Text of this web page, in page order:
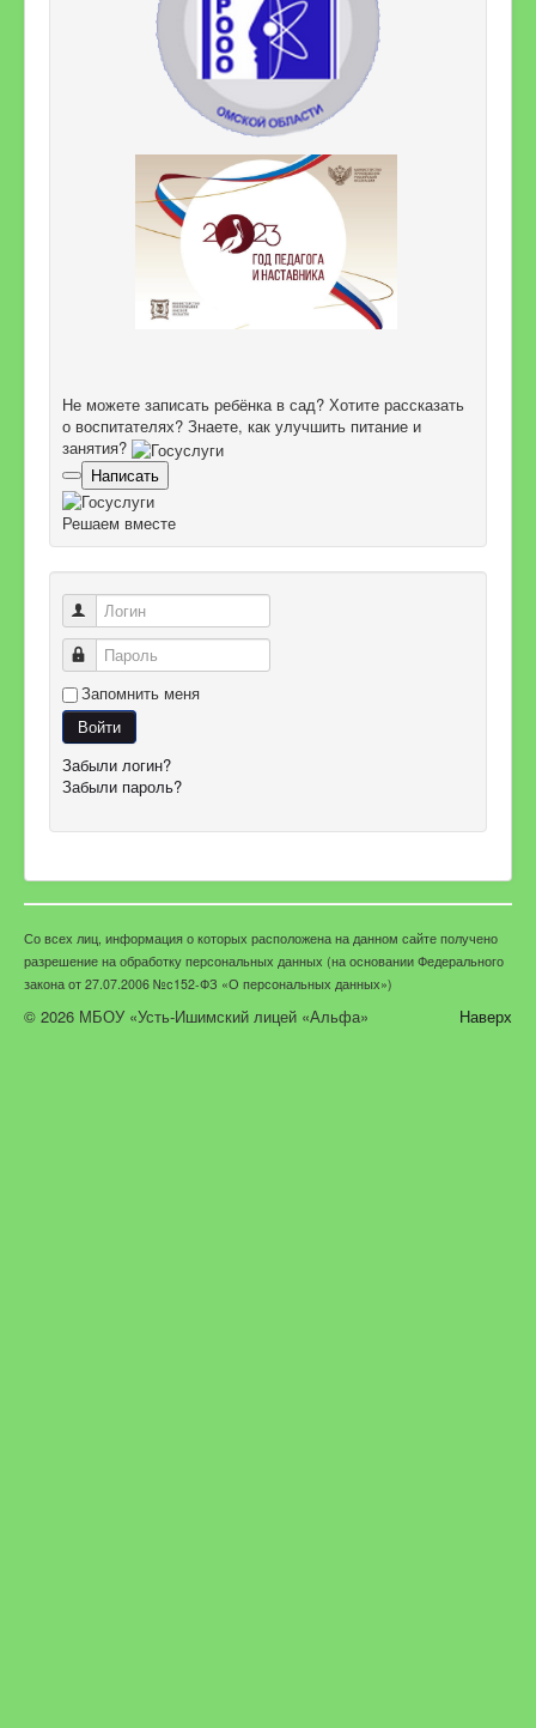
Не можете записать ребёнка в сад? Хотите рассказать
о воспитателях? Знаете, как улучшить питание и
занятия?
Написать
Решаем вместе
Логин
Пароль
Запомнить меня
Войти
Забыли логин?
Забыли пароль?
Со всех лиц, информация о которых расположена на данном сайте получено
разрешение на обработку персональных данных (на основании Федерального
закона от 27.07.2006 №с152-ФЗ «О персональных данных»)
Наверх
© 2026 МБОУ «Усть-Ишимский лицей «Альфа»